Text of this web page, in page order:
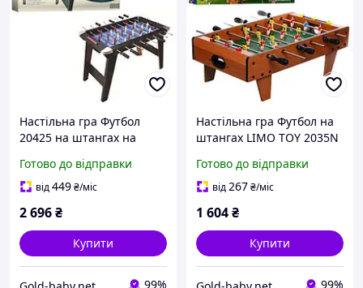
Настільна гра Футбол
20425 на штангах на
Готово до відправки
від449₴/міс
2 696₴
Купити
99%
Настільна гра Футбол на
штангах LIMO TOY 2035N
ведення рахунку
Готово до відправки
від267₴/міс
1 604₴
Купити
99%